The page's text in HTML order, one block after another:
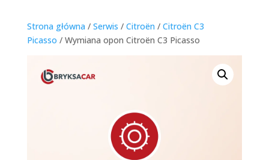
Strona główna / Serwis / Citroën / Citroën C3
Picasso / Wymiana opon Citroën C3 Picasso